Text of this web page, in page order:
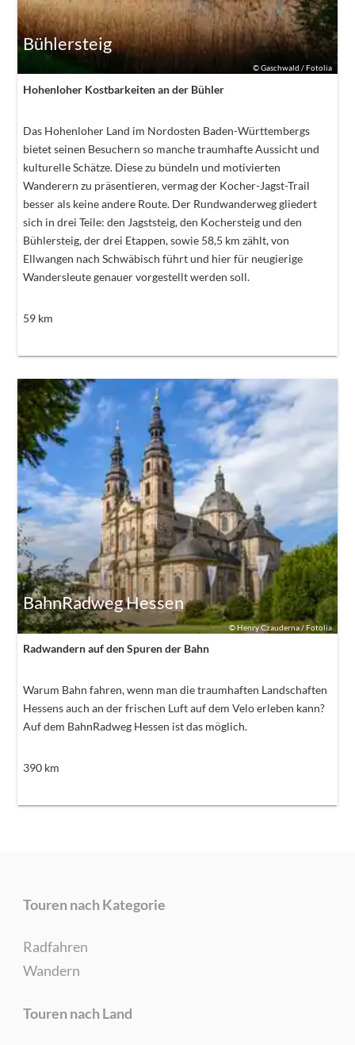
©Gaschwald / Fotolia
Bühlersteig
Hohenloher Kostbarkeiten an der Bühler
Das Hohenloher Land im Nordosten Baden-Württembergs
bietet seinen Besuchern so manche traumhafte Aussicht und
kulturelle Schätze. Diese zu bündeln und motivierten
Wanderern zu präsentieren, vermag der Kocher-Jagst-Trail
besser als keine andere Route. Der Rundwanderweg gliedert
sich in drei Teile: den Jagststeig, den Kochersteig und den
Bühlersteig, der drei Etappen, sowie 58,5 km zählt, von
Ellwangen nach Schwäbisch führt und hier für neugierige
Wandersleute genauer vorgestellt werden soll.
59km
©Henry Czauderna / Fotolia
BahnRadweg Hessen
Radwandern auf den Spuren der Bahn
Warum Bahn fahren, wenn man die traumhaften Landschaften
Hessens auch an der frischen Luft auf dem Velo erleben kann?
Auf dem BahnRadweg Hessen ist das möglich.
390km
Touren nach Kategorie
Radfahren
Wandern
Touren nach Land